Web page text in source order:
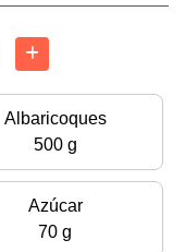
Albaricoques
500 g
Azúcar
70 g